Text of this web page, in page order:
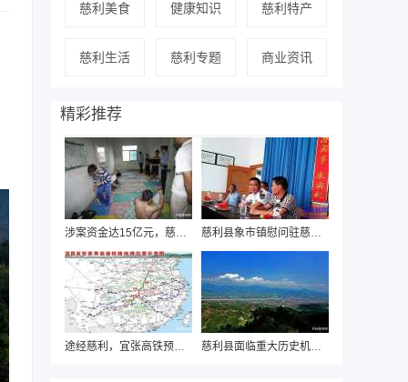
慈利美食 健康知识 慈利特产
慈利生活 慈利专题 商业资讯
精彩推荐
涉案资金达15亿元，慈利警方近日破获“国通 慈利县象市镇慰问驻慈海军部队迎“八一”
途经慈利，宜张高铁预可行性研究即将启动 慈利县面临重大历史机遇，有望“撤县设市”